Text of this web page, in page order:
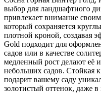
выбор для ландшафтного
привлекает внимание
который сохраняется
плотной кроной, создавая
Gold подходит для
садов или в качестве
медленный рост делают её
небольших садов. Стойкая
подарит вашему саду
золотистый оттенок, даже